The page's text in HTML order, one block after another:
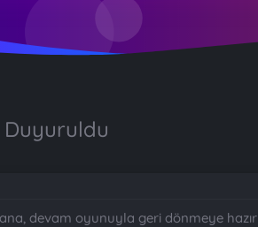
Duyuruldu
devam oyunuyla geri dönmeye